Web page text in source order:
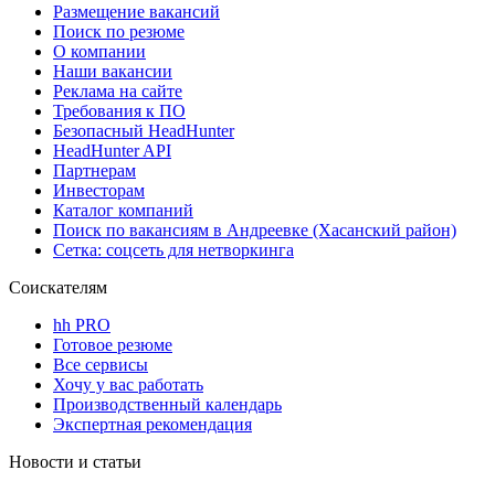
Размещение вакансий
Поиск по резюме
О компании
Наши вакансии
Реклама на сайте
Требования к ПО
Безопасный HeadHunter
HeadHunter API
Партнерам
Инвесторам
Каталог компаний
Поиск по вакансиям в Андреевке (Хасанский район)
Сетка: соцсеть для нетворкинга
Соискателям
hh PRO
Готовое резюме
Все сервисы
Хочу у вас работать
Производственный календарь
Экспертная рекомендация
Новости и статьи